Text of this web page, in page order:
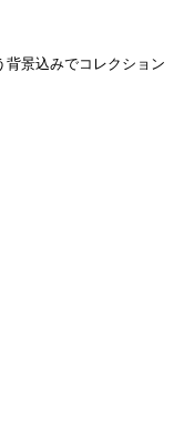
背景込みでコレクション